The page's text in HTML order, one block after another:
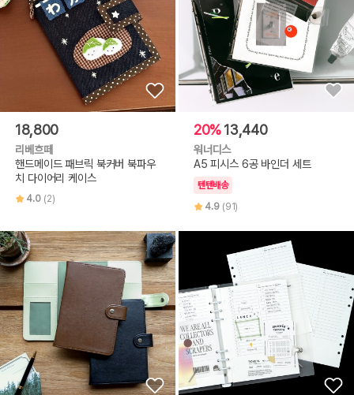
18,800
리베흐떼
핸드메이드 패브릭 북커버 북파우
치 다이어리 케이스
4.0 (2)
20%13,440
워너디스
A5 피시스 6공 바인더 세트
텐텐배송
4.9 (91)